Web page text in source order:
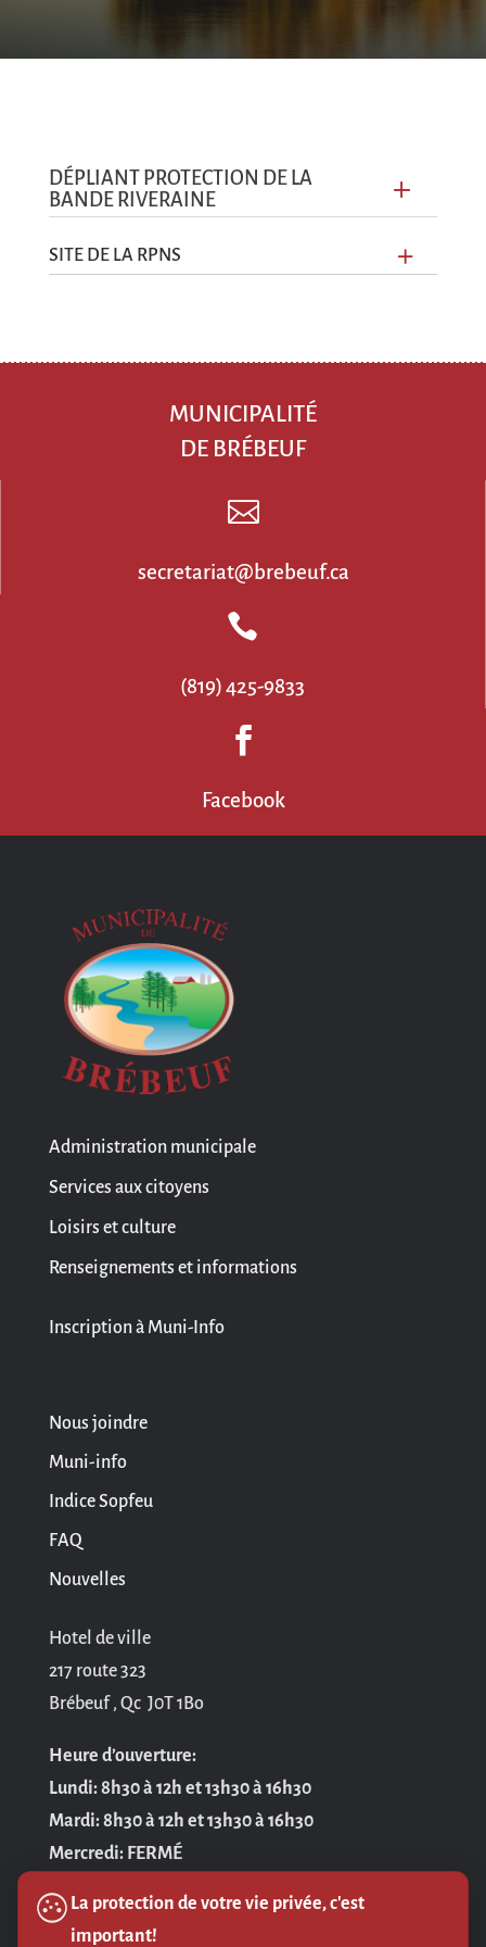
DÉPLIANT PROTECTION DE LA
BANDE RIVERAINE
SITE DE LA RPNS
MUNICIPALITÉ
DE BRÉBEUF

secretariat@brebeuf.ca

(819) 425-9833

Facebook
Administration municipale
Services aux citoyens
Loisirs et culture
Renseignements et informations
Inscription à Muni-Info
Nous joindre
Muni-info
Indice Sopfeu
FAQ
Nouvelles
Hotel de ville
217 route 323
Brébeuf , Qc J0T 1Bo
Heure d’ouverture:
Lundi: 8h30 à 12h et 13h30 à 16h30
Mardi: 8h30 à 12h et 13h30 à 16h30
Mercredi: FERMÉ
Vendredi: 8h30 à 12h
La protection de votre vie privée, c'est
important!